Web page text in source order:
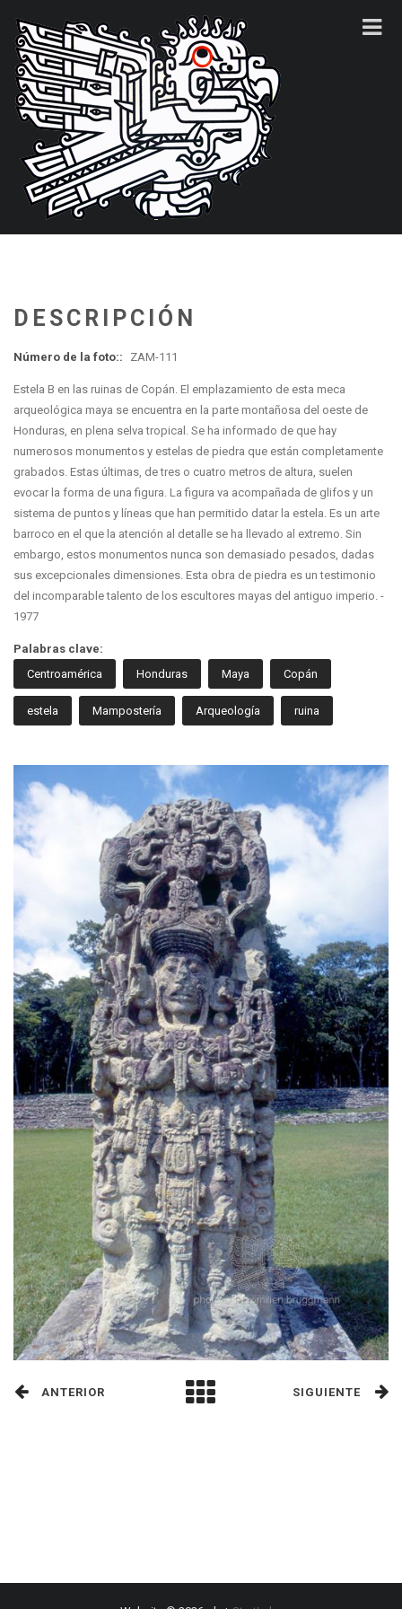
DESCRIPCIÓN
Número de la foto:: ZAM-111
Estela B en las ruinas de Copán. El emplazamiento de esta meca
arqueológica maya se encuentra en la parte montañosa del oeste de
Honduras, en plena selva tropical. Se ha informado de que hay
numerosos monumentos y estelas de piedra que están completamente
grabados. Estas últimas, de tres o cuatro metros de altura, suelen
evocar la forma de una figura. La figura va acompañada de glifos y un
sistema de puntos y líneas que han permitido datar la estela. Es un arte
barroco en el que la atención al detalle se ha llevado al extremo. Sin
embargo, estos monumentos nunca son demasiado pesados, dadas
sus excepcionales dimensiones. Esta obra de piedra es un testimonio
del incomparable talento de los escultores mayas del antiguo imperio. -
1977
Palabras clave:
Centroamérica
Honduras Maya Copán
estela Mampostería Arqueología ruina
ANTERIOR SIGUIENTE